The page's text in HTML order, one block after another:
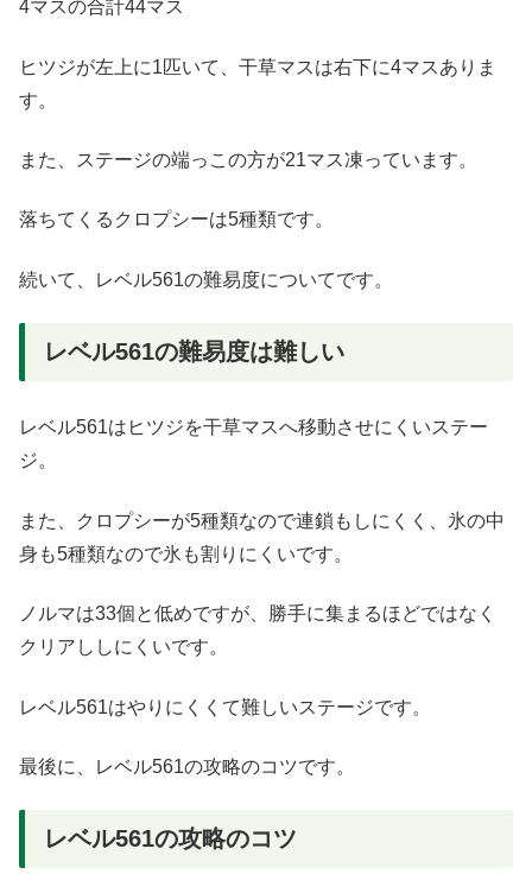
4マスの合計44マス
ヒツジが左上に1匹いて、干草マスは右下に4マスありま
す。
また、ステージの端っこの方が21マス凍っています。
落ちてくるクロプシーは5種類です。
続いて、レベル561の難易度についてです。
レベル561の難易度は難しい
レベル561はヒツジを干草マスへ移動させにくいステー
ジ。
また、クロプシーが5種類なので連鎖もしにくく、氷の中
身も5種類なので氷も割りにくいです。
ノルマは33個と低めですが、勝手に集まるほどではなく
クリアししにくいです。
レベル561はやりにくくて難しいステージです。
最後に、レベル561の攻略のコツです。
レベル561の攻略のコツ